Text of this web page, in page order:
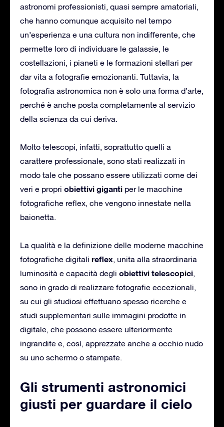
astronomi professionisti, quasi sempre amatoriali,
che hanno comunque acquisito nel tempo
un’esperienza e una cultura non indifferente, che
permette loro di individuare le galassie, le
costellazioni, i pianeti e le formazioni stellari per
dar vita a fotografie emozionanti. Tuttavia, la
fotografia astronomica non è solo una forma d’arte,
perché è anche posta completamente al servizio
della scienza da cui deriva.
Molto telescopi, infatti, soprattutto quelli a
carattere professionale, sono stati realizzati in
modo tale che possano essere utilizzati come dei
veri e propri obiettivi giganti per le macchine
fotografiche reflex, che vengono innestate nella
baionetta.
La qualità e la definizione delle moderne macchine
fotografiche digitali reflex, unita alla straordinaria
luminosità e capacità degli obiettivi telescopici,
sono in grado di realizzare fotografie eccezionali,
su cui gli studiosi effettuano spesso ricerche e
studi supplementari sulle immagini prodotte in
digitale, che possono essere ulteriormente
ingrandite e, così, apprezzate anche a occhio nudo
su uno schermo o stampate.
Gli strumenti astronomici
giusti per guardare il cielo